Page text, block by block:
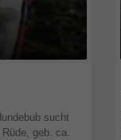
sucht
geb. ca.